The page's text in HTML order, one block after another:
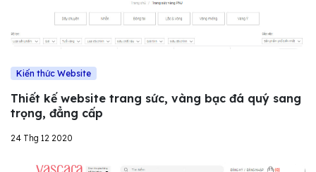
Kiến thức Website
Thiết kế website trang sức, vàng bạc đá quý sang
trọng, đẳng cấp
24 Thg 12 2020